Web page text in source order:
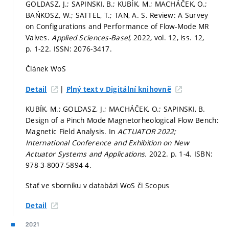
GOLDASZ, J.; SAPINSKI, B.; KUBÍK, M.; MACHÁČEK, O.;
BAŃKOSZ, W.; SATTEL, T.; TAN, A. S. Review: A Survey
on Configurations and Performance of Flow-Mode MR
Valves.Applied Sciences-Basel, 2022, vol. 12, iss. 12,
p. 1-22. ISSN: 2076-3417.
Článek WoS
Detail | Plný text v Digitální knihovně
KUBÍK, M.; GOLDASZ, J.; MACHÁČEK, O.; SAPINSKI, B.
Design of a Pinch Mode Magnetorheological Flow Bench:
Magnetic Field Analysis. In ACTUATOR 2022;
International Conference and Exhibition on New
Actuator Systems and Applications. 2022. p. 1-4. ISBN:
978-3-8007-5894-4.
Stať ve sborníku v databázi WoS či Scopus
Detail
2021